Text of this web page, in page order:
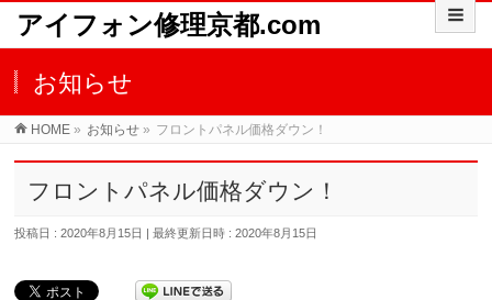
アイフォン修理京都.com
お知らせ
HOME » お知らせ » フロントパネル価格ダウン！
フロントパネル価格ダウン！
投稿日 : 2020年8月15日 最終更新日時 : 2020年8月15日